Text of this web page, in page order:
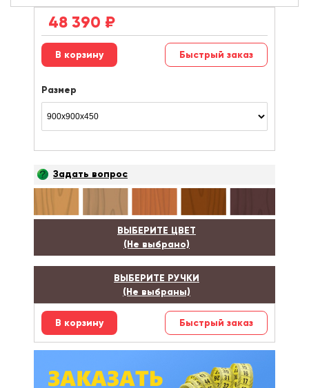
48 390 ₽
Быстрый заказ
Размер
Задать вопрос
ВЫБЕРИТЕ ЦВЕТ
(Не выбрано)
ВЫБЕРИТЕ РУЧКИ
(Не выбраны)
Быстрый заказ